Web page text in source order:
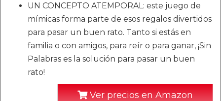
UN CONCEPTO ATEMPORAL: este juego de
mímicas forma parte de esos regalos divertidos
para pasar un buen rato. Tanto si estás en
familia o con amigos, para reír o para ganar, ¡Sin
Palabras es la solución para pasar un buen
rato!
Ver precios en Amazon